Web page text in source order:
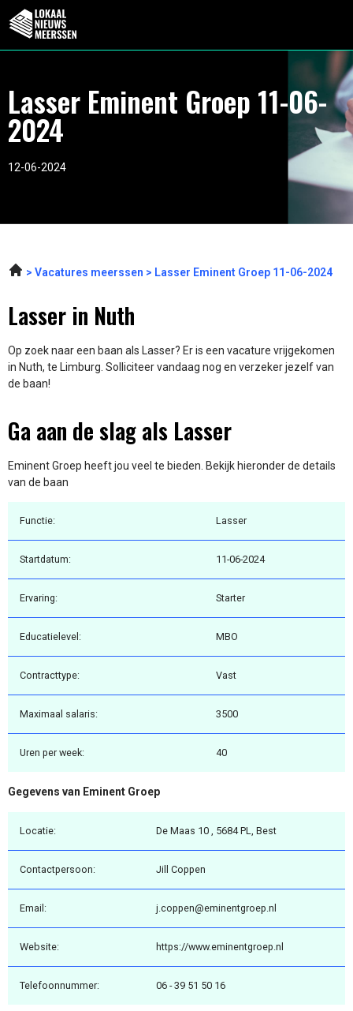
Lasser Eminent Groep 11-06-
2024
12-06-2024
Vacatures meerssen Lasser Eminent Groep 11-06-2024
Lasser in Nuth
Op zoek naar een baan als Lasser? Er is een vacature vrijgekomen
in Nuth, te Limburg. Solliciteer vandaag nog en verzeker jezelf van
de baan!
Ga aan de slag als Lasser
Eminent Groep heeft jou veel te bieden. Bekijk hieronder de details
van de baan
Functie: Lasser
Startdatum: 11-06-2024
Ervaring: Starter
Educatielevel: MBO
Contracttype: Vast
Maximaal salaris: 3500
Uren per week: 40
Gegevens van Eminent Groep
Locatie: De Maas 10 , 5684 PL, Best
Contactpersoon: Jill Coppen
Email: j.coppen@eminentgroep.nl
Website: https://www.eminentgroep.nl
Telefoonnummer: 06 - 39 51 50 16